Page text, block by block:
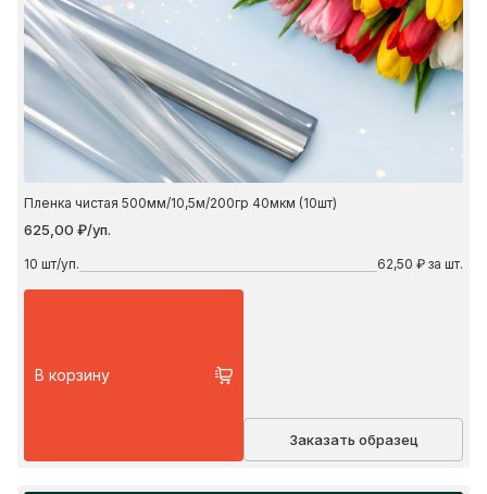
Пленка чистая 500мм/10,5м/200гр 40мкм (10шт)
625,00 ₽/уп.
10 шт/уп. 62,50 ₽ за шт.
В корзину
Заказать образец